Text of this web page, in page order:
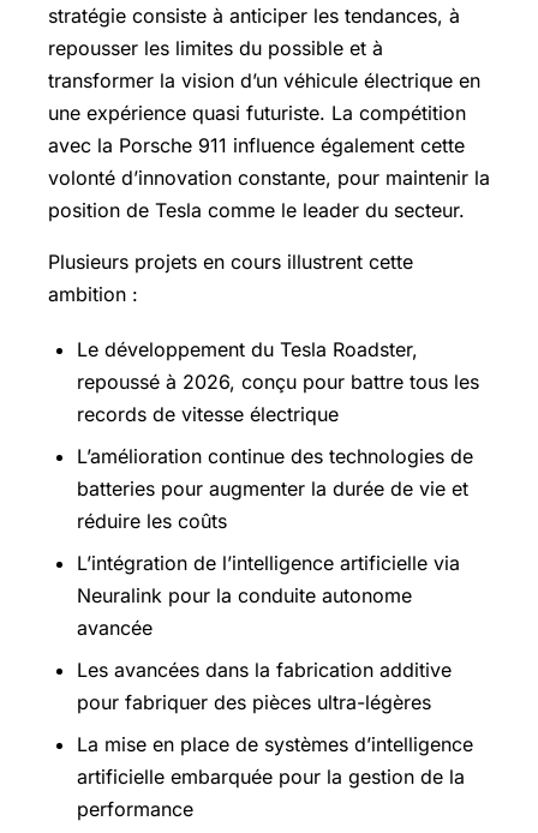
stratégie consiste à anticiper les tendances, à
repousser les limites du possible et à
transformer la vision d’un véhicule électrique en
une expérience quasi futuriste. La compétition
avec la Porsche 911 influence également cette
volonté d’innovation constante, pour maintenir la
position de Tesla comme le leader du secteur.
Plusieurs projets en cours illustrent cette
ambition :
Le développement du Tesla Roadster,
repoussé à 2026, conçu pour battre tous les
records de vitesse électrique
L’amélioration continue des technologies de
batteries pour augmenter la durée de vie et
réduire les coûts
L’intégration de l’intelligence artificielle via
Neuralink pour la conduite autonome
avancée
Les avancées dans la fabrication additive
pour fabriquer des pièces ultra-légères
La mise en place de systèmes d’intelligence
artificielle embarquée pour la gestion de la
performance